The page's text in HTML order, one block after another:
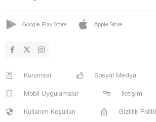
Google Play Store Apple Store
Kurumsal Sosyal Medya
Mobil Uygulamalar İletişim
Kullanım Koşulları Gizlilik